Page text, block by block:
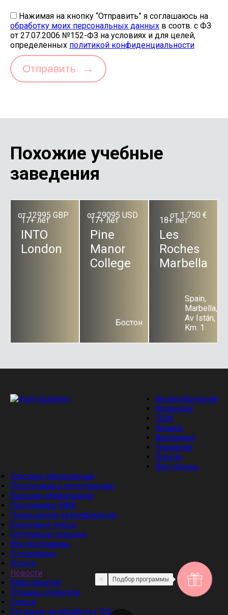
Нажимая на кнопку “Отправить” я соглашаюсь на
обработку моих персональных данных в соотв. с ФЗ
от 27.07.2006 №152-ФЗ на условиях и для целей,
определенных политикой конфиденциальности
Отправить →
Похожие учебные
заведения
17+ лет
INTO
London
от 12995 GBP
17+ лет
Pine
Manor
College
от 29095 USD
Бостон
18+ лет
Les
Roches
Marbella
от 1 750 €
Spain,
Marbella,
Av Istán,
Km. 1
Великобритания
Ирландия
США
Канада
Австралия
Германия
Греция
Все страны
Среднее образование
Подготовка к поступлению
Высшее образование
Программы MBA
Повышение квалификации
Языковые курсы
Групповые поездки
Все программы
О компании
Услуги
Новости
Мероприятия
Отзывы клиентов
Статьи
Cогласие на обработку ПД
Подбор программы